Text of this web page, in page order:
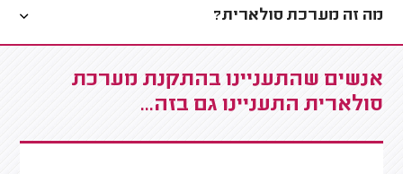
מה זה מערכת סולארית?
אנשים שהתעניינו בהתקנת מערכת
סולארית התעניינו גם בזה...